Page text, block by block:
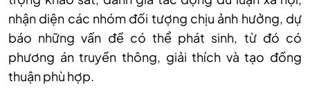
nhận diện các nhóm đối tượng chịu ảnh hưởng, dự
báo những vấn đề có thể phát sinh, từ đó có
phương án truyền thông, giải thích và tạo đồng
thuận phù hợp.